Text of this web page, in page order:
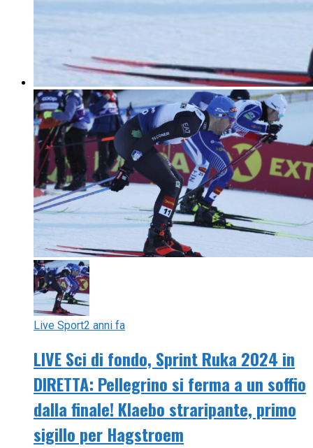
Live Sport2 anni fa
LIVE Sci di fondo, Sprint Ruka 2024 in
DIRETTA: Pellegrino si ferma a un soffio
dalla finale! Klaebo straripante, primo
sigillo per Hagstroem